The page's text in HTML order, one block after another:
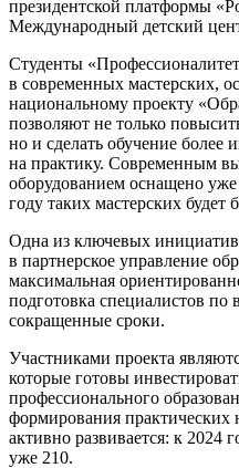
президентской платформы
Международный детский
Студенты
в современных мастерских,
национальному проекту
позволяют не только
но и сделать обучение
на практику. Современным
оборудованием оснащено уже
году таких мастерских будет
Одна из ключевых
в партнерское управление
максимальная
подготовка специалистов
сокращенные сроки.
Участниками проекта
которые готовы
профессионального
формирования практических
активно развивается: к 2024
уже 210.